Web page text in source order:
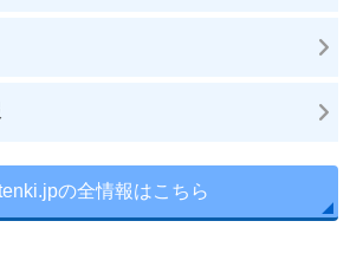
の全情報はこちら